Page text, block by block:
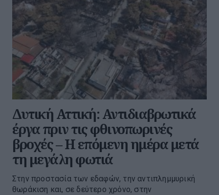
Δυτική Αττική: Αντιδιαβρωτικά
έργα πριν τις φθινοπωρινές
βροχές – Η επόμενη ημέρα μετά
τη μεγάλη φωτιά
Στην προστασία των εδαφών, την αντιπλημμυρική
θωράκιση και, σε δεύτερο χρόνο, στην